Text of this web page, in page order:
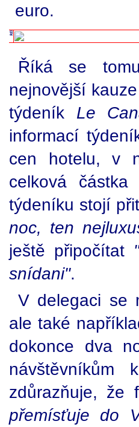
euro.
Říká se
nejnovější
týdeník Le
informací
cen hotelu, v
celková
týdeníku stojí
noc, ten
ještě připočítat
snídani".
V delegaci se
ale také
dokonce dva
návštěvníkům
zdůrazňuje, že
přemísťuje do